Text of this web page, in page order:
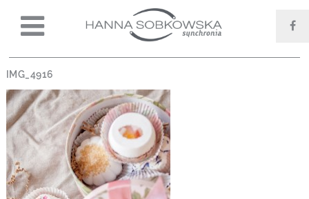
IMG_4916